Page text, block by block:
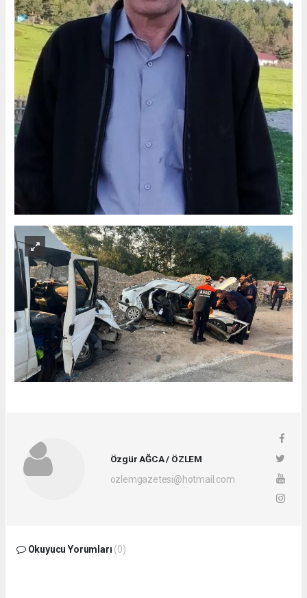
Özgür AĞCA / ÖZLEM
ozlemgazetesi@hotmail.com
Okuyucu Yorumları (0)